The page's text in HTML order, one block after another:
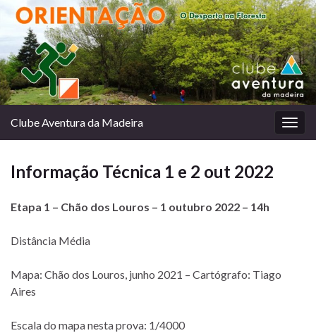
Clube Aventura da Madeira
Informação Técnica 1 e 2 out 2022
Etapa 1 – Chão dos Louros – 1 outubro 2022 – 14h
Distância Média
Mapa: Chão dos Louros, junho 2021 – Cartógrafo: Tiago
Aires
Escala do mapa nesta prova: 1/4000